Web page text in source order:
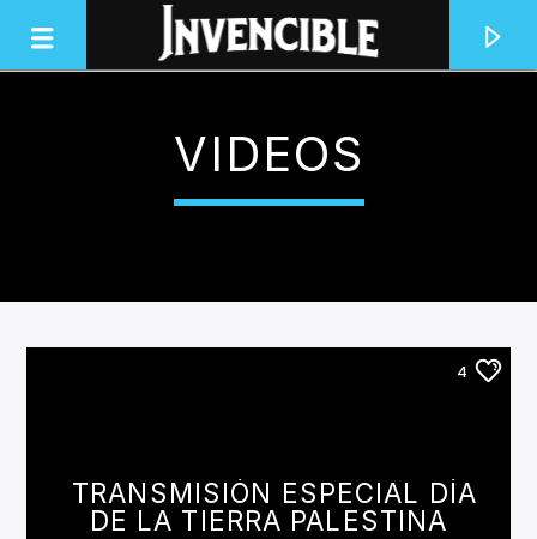
INVENCIBLE RADIO
JUNTOS SOMOS INVENCIBLES
VIDEOS
4
TRANSMISIÓN ESPECIAL DÍA
DE LA TIERRA PALESTINA